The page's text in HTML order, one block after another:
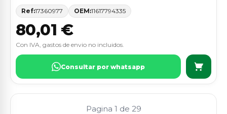
Ref:17360977 OEM:11617794335
80,01 €
Con IVA, gastos de envio no incluidos.
Consultar por whatsapp
Pagina 1 de 29